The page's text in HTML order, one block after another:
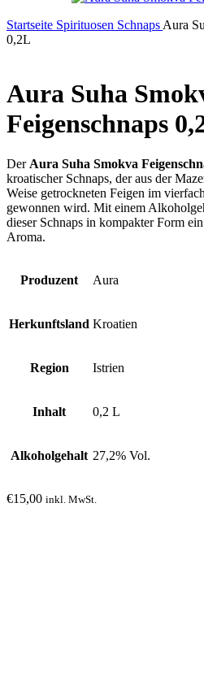
Startseite Spirituosen Schnaps Aura
0,2L
Aura Suha
Feigenschnaps
Der Aura Suha Smokva
kroatischer Schnaps, der aus der
Weise getrockneten Feigen im
gewonnen wird. Mit einem
dieser Schnaps in kompakter Form
Aroma.
Produzent Aura
Herkunftsland Kroatien
Region Istrien
Inhalt 0,2 L
Alkoholgehalt 27,2% Vol.
€15,00 inkl. MwSt.